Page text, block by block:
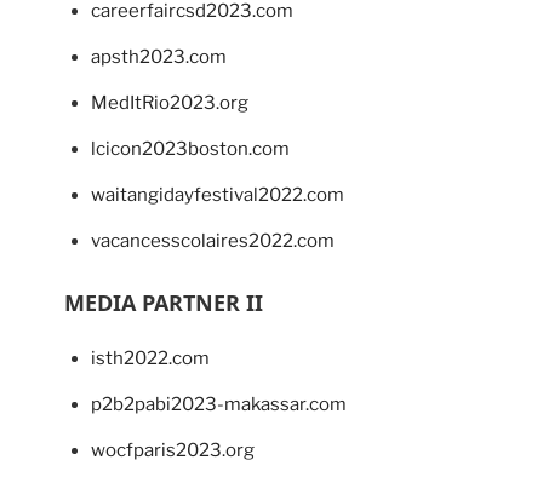
careerfaircsd2023.com
apsth2023.com
MedItRio2023.org
lcicon2023boston.com
waitangidayfestival2022.com
vacancesscolaires2022.com
MEDIA PARTNER II
isth2022.com
p2b2pabi2023-makassar.com
wocfparis2023.org